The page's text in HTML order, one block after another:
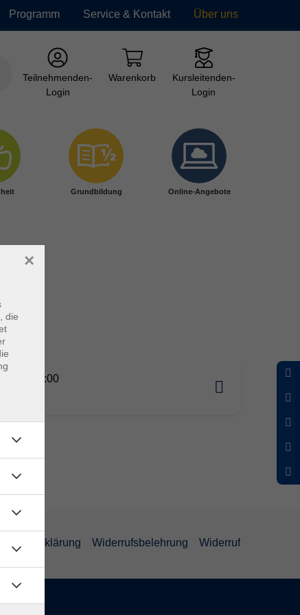
Programm Service & Kontakt Über uns
Teilnehmenden-
Login
Warenkorb
Kursleitenden-
Login
Grundbildung Online-Angebote
18:00
Widerrufsbelehrung Widerruf
die
×